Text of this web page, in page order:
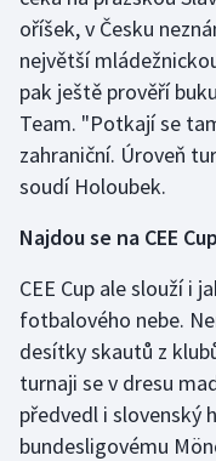
oříšek, v Česku
největší
pak ještě prověří
Team. "Potkají se
zahraniční. Úroveň
soudí Holoubek.
Najdou se na CEE
CEE Cup ale slouží i
fotbalového nebe.
desítky skautů z
turnaji se v dresu
předvedl i slovenský
bundesligovému